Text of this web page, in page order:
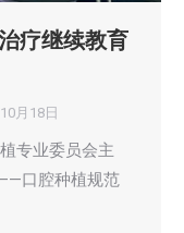
疗继续教育
月18日
专业委员会主
口腔种植规范